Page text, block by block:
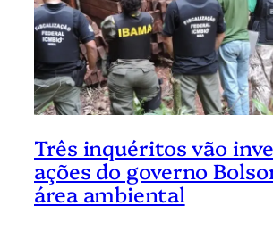
Três inquéritos vão
ações do governo
área ambiental